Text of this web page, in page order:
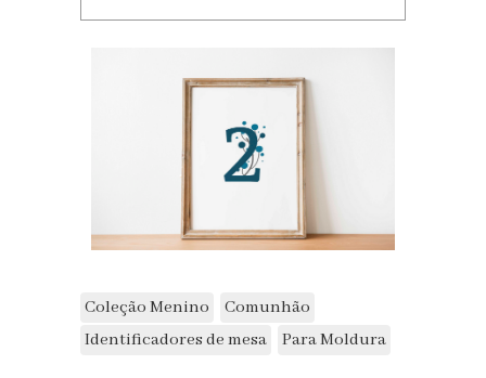
Coleção Menino
Comunhão
Identificadores de mesa
Para Moldura